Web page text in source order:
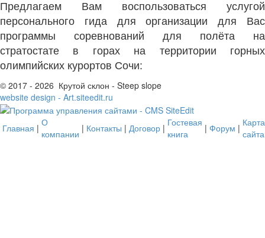
Предлагаем Вам воспользоваться услугой
персонального гида для организации для Вас
программы соревнований для полёта на
стратостате в горах на территории горных
олимпийских курортов Сочи:
© 2017 - 2026 Крутой склон - Steep slope
website design - Art.siteedit.ru
Главная | О
компании | Контакты | Договор | Гостевая
книга
| Форум | Карта
сайта